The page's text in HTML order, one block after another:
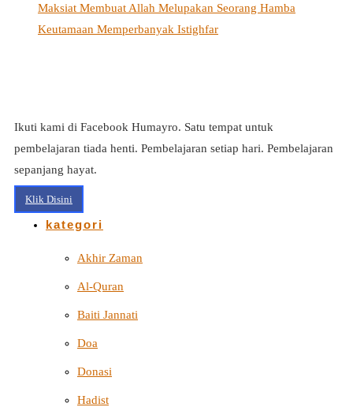
Maksiat Membuat Allah Melupakan Seorang Hamba
Keutamaan Memperbanyak Istighfar
Ikuti kami di Facebook Humayro. Satu tempat untuk
pembelajaran tiada henti. Pembelajaran setiap hari. Pembelajaran
sepanjang hayat.
Klik Disini
kategori
Akhir Zaman
Al-Quran
Baiti Jannati
Doa
Donasi
Hadist